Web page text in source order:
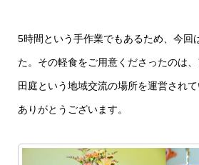
5時間という手作業でもあるため、今回
た。その軽食をご用意くださったのは
田庭という地域交流の場所を運営され
ありがとうございます。